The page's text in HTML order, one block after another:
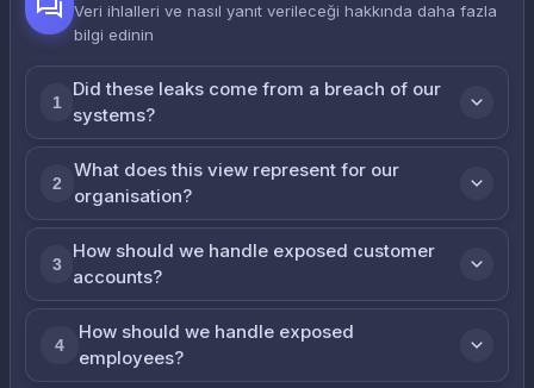
Veri ihlalleri ve nasıl yanıt verileceği hakkında daha fazla
bilgi edinin
1
Did these leaks come from a breach of our
systems?
2
What does this view represent for our
organisation?
3
How should we handle exposed customer
accounts?
4
How should we handle exposed
employees?